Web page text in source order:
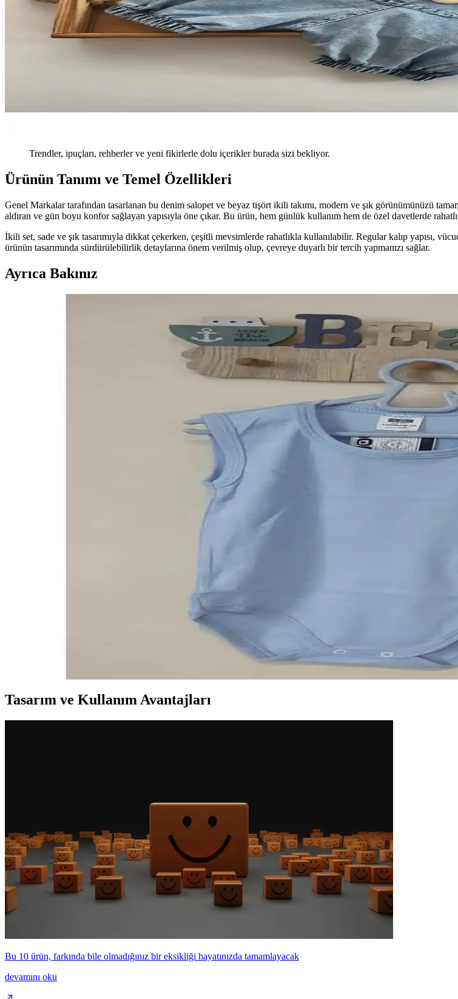
Trendler, ipuçları, rehberler ve yeni fikirlerle dolu içerikler burada sizi bekliyor.
Ürünün Tanımı ve Temel Özellikleri
Genel Markalar tarafından tasarlanan bu denim salopet ve beyaz tişört ikili takımı, modern ve şık görünümünüzü
aldıran ve gün boyu konfor sağlayan yapısıyla öne çıkar. Bu ürün, hem günlük kullanım hem de özel davetlerde
İkili set, sade ve şık tasarımıyla dikkat çekerken, çeşitli mevsimlerde rahatlıkla kullanılabilir. Regular kalıp yapısı,
ürünün tasarımında sürdürülebilirlik detaylarına önem verilmiş olup, çevreye duyarlı bir tercih yapmanızı sağlar.
Ayrıca Bakınız
A101 Marketinde 5 Lit Yağ ve Güncel Fırsatlarla Ekonomik Alışveriş İmkanı
A101 marketleri, uygun fiyatlı ürünleri ve indirim kampanyalarıyla öne çıkıyor. 5 lit yağ gibi temel ihtiyaç ürünlerinde
Bebek Body Uzatma Aparatları: Güvenlik, Kullanım ve Güncel Durum Analizi
Bebek body uzatma aparatları hakkında mevcut bilgiler sınırlı olsa da, güvenlik ve konfor ön plandadır. Doğru ürün
A101 Market Hizmetleri ve Güncel Kampanyalarla Ekonomik Alışveriş İmkanları
A101, çeşitli ürün kategorileri ve düzenli kampanyalarıyla uygun fiyatlı alışveriş imkanı sunar. Kapıda hizmet ve
Finish Marka Spor ve Günlük Kullanım İçin Geniş Ayakkabı ve Giyim Ürünleri Portföyü
Finish, spor ve günlük kullanım için çeşitli ayakkabılar ve giyim ürünleri sunar. Marka, yüksek kalite ve geniş tasarım
Ucuz outletlerin avantajları ve dikkat edilmesi gerekenler hakkında kapsamlı bilgiler
Ucuz outletler, uygun fiyatlı alışveriş imkanı sunar. Kalite ve marka güvenliği, iade koşulları gibi faktörlere dikkat
Ucuz ürünlerin sık bozulması ve yenilenmesi uzun vadede maliyeti artırıyor. Mutfak aletlerinden ayakkabıya,
Bebek Body Aparatı 2 Fastener Güvenlik ve Kolaylık Sağlayan Tasarım Özellikleri
İki fastenerli bebek bodyleri, güvenlik ve kullanım kolaylığı sağlayan tasarımlarıyla ebeveynlerin favorisi. Çıtçıt ve
Bebek Body Extension İki Citcitli Ürünler Konfor ve Pratiklik Sunar
Bebek giyiminde konfor ve pratikliği bir arada sunan iki citcitli body extension ürünleri, hareket özgürlüğü sağlar ve
Tasarım ve Kullanım Avantajları
Bu 10 ürün, farkında bile olmadığınız bir eksikliği hayatınızda tamamlayacak
devamını oku